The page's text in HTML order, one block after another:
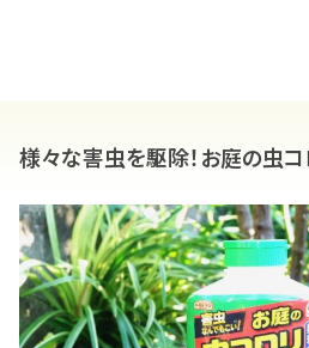
様々な害虫を駆除！お庭の虫コ